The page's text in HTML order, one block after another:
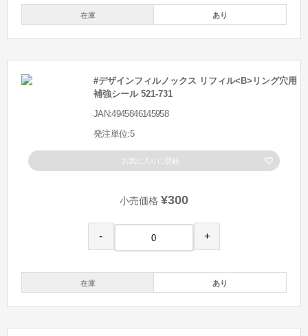
在庫 あり
#デザインフィルノックス リフィル<B>リング穴用
補強シール 521-731
JAN:4945846145958
発注単位:5
お気に入りに登録
小売価格 ¥300
- +
在庫 あり